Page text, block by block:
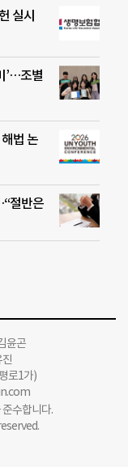
실시
’…조별
법 논
절반은
윤곤
로1가)
수합니다.